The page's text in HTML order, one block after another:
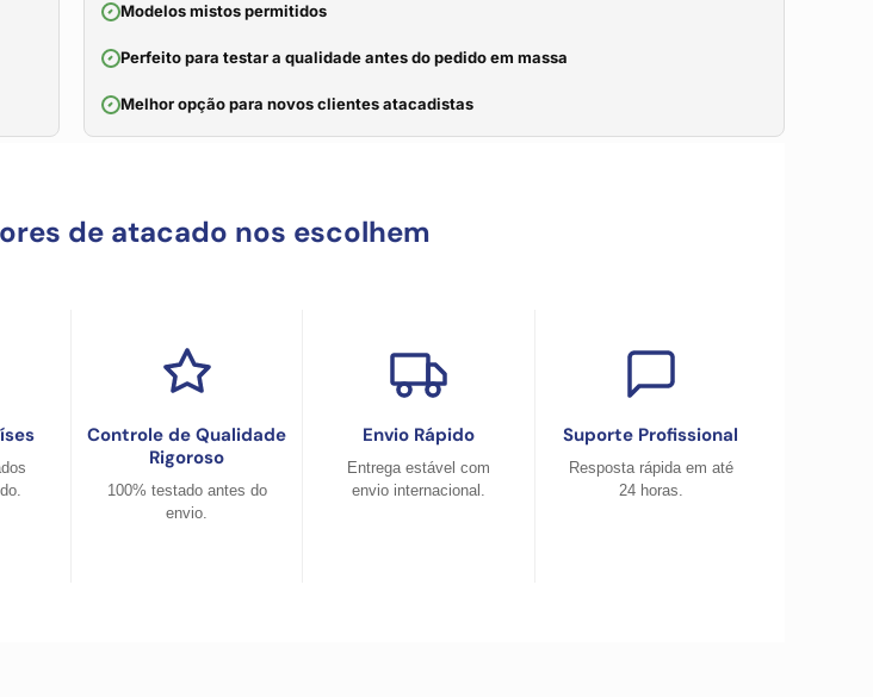
Modelos mistos permitidos
Perfeito para testar a qualidade antes do pedido em massa
Melhor opção para novos clientes atacadistas
de atacado nos escolhem
Controle de Qualidade
Rigoroso
100% testado antes do
envio.
Envio Rápido
Entrega estável com
envio internacional.
Suporte Profissional
Resposta rápida em até
24 horas.